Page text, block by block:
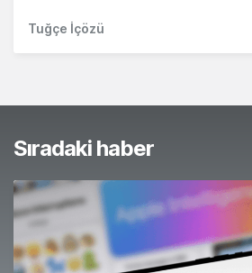
Tuğçe İçözü
Sıradaki haber